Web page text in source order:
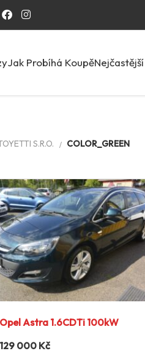
Jak Probíhá Koupě
S.R.O. COLOR_GREEN
Opel Astra 1.6CDTi 100kW
129 000 Kč